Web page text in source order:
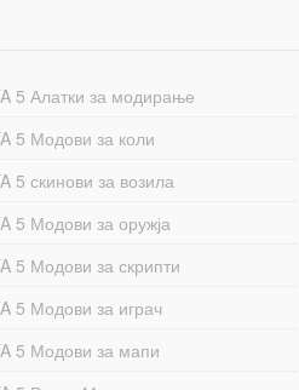
5 Алатки за модирање
5 Модови за коли
5 скинови за возила
5 Модови за оружја
5 Модови за скрипти
5 Модови за играч
5 Модови за мапи